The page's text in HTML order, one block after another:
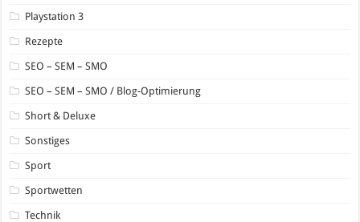
Playstation 3
Rezepte
SEO – SEM – SMO
SEO – SEM – SMO / Blog-Optimierung
Short & Deluxe
Sonstiges
Sport
Sportwetten
Technik